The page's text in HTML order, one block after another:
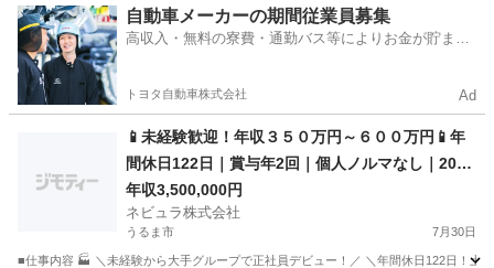
沖縄 浦添市 浦添前田駅 その他 単純作業
自動車メーカーの期間従業員募集
高収入・無料の寮費・通勤バス等によりお金が貯まり
トヨタ自動車株式会社 Ad
📱未経験歓迎！年収３５０万円～６００万円📱年
間休日122日｜賞与年2回｜個人ノルマなし｜20代
活躍中｜ソフトバンクショップスタッフ【TN00
1】
年収3,500,000円
ネビュラ株式会社
うるま市 7月30日
■仕事内容 🏭 ＼未経験から大手グループで正社員デビュー！／ ＼年間休日122日！土